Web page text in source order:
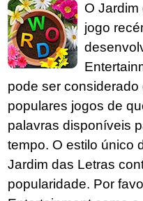
O Jardim
jogo
pode ser
populares jogos de
palavras disponíveis
tempo. O estilo único
Jardim das Letras
popularidade. Por